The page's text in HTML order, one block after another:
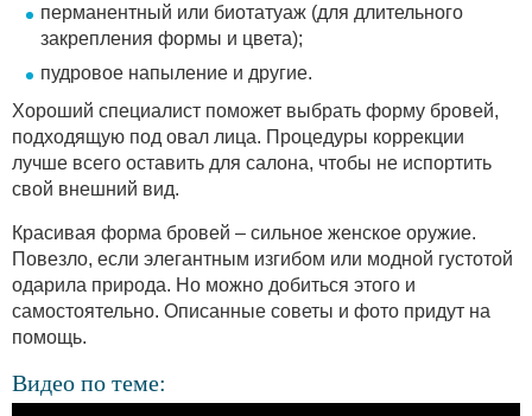
перманентный или биотатуаж (для длительного
закрепления формы и цвета);
пудровое напыление и другие.
Хороший специалист поможет выбрать форму бровей,
подходящую под овал лица. Процедуры коррекции
лучше всего оставить для салона, чтобы не испортить
свой внешний вид.
Красивая форма бровей – сильное женское оружие.
Повезло, если элегантным изгибом или модной густотой
одарила природа. Но можно добиться этого и
самостоятельно. Описанные советы и фото придут на
помощь.
Видео по теме: